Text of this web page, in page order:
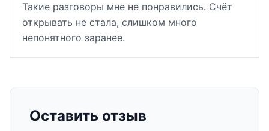
Такие разговоры мне не понравились. Счёт
открывать не стала, слишком много
непонятного заранее.
Оставить отзыв